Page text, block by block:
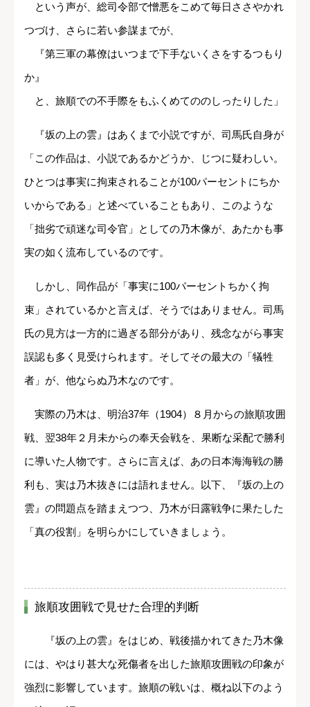
という声が、総司令部で憎悪をこめて毎日ささやかれ
つづけ、さらに若い参謀までが、
『第三軍の幕僚はいつまで下手ないくさをするつもり
か』
と、旅順での不手際をもふくめてののしったりした」
『坂の上の雲』はあくまで小説ですが、司馬氏自身が
「この作品は、小説であるかどうか、じつに疑わしい。
ひとつは事実に拘束されることが100パーセントにちか
いからである」と述べていることもあり、このような
「拙劣で頑迷な司令官」としての乃木像が、あたかも事
実の如く流布しているのです。
しかし、同作品が「事実に100パーセントちかく拘
束」されているかと言えば、そうではありません。司馬
氏の見方は一方的に過ぎる部分があり、残念ながら事実
誤認も多く見受けられます。そしてその最大の「犠牲
者」が、他ならぬ乃木なのです。
実際の乃木は、明治37年（1904）８月からの旅順攻囲
戦、翌38年２月未からの奉天会戦を、果断な采配で勝利
に導いた人物です。さらに言えば、あの日本海海戦の勝
利も、実は乃木抜きには語れません。以下、『坂の上の
雲』の問題点を踏まえつつ、乃木が日露戦争に果たした
「真の役割」を明らかにしていきましょう。
旅順攻囲戦で見せた合理的判断
『坂の上の雲』をはじめ、戦後描かれてきた乃木像
には、やはり甚大な死傷者を出した旅順攻囲戦の印象が
強烈に影響しています。旅順の戦いは、概ね以下のよう